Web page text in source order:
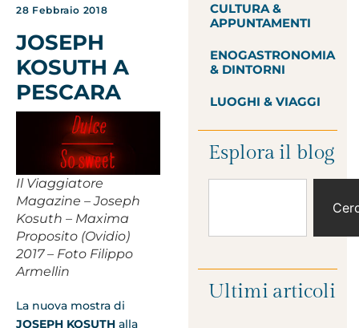
28 Febbraio 2018
JOSEPH
KOSUTH A
PESCARA
Il Viaggiatore
Magazine – Joseph
Kosuth – Maxima
Proposito (Ovidio)
2017 – Foto Filippo
Armellin
La nuova mostra di
JOSEPH KOSUTH alla
CULTURA &
APPUNTAMENTI
ENOGASTRONOMIA
& DINTORNI
LUOGHI & VIAGGI
Esplora il blog
Ultimi articoli